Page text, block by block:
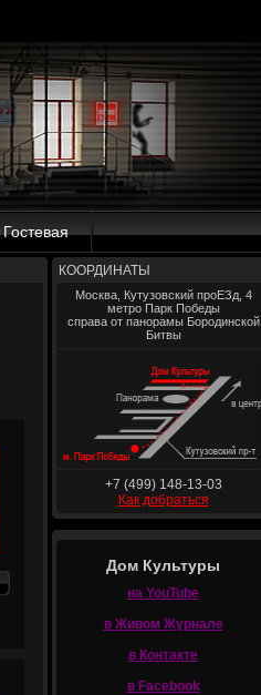
Гостевая
КООРДИНАТЫ
Москва, Кутузовский проЕЗд, 4
метро Парк Победы
справа от панорамы Бородинской
Битвы
+7 (499) 148-13-03
Как добраться
Дом Культуры
на YouTube
в Живом Журнале
в Контакте
в Facebook